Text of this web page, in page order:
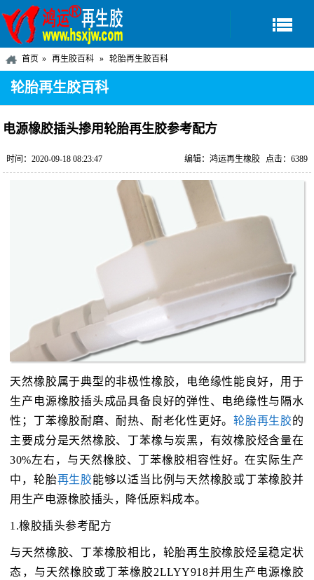
首页 再生胶百科 轮胎再生胶百科
轮胎再生胶百科
电源橡胶插头掺用轮胎再生胶参考配方
时间：2020-09-18 08:23:47 点击：6389
编辑：鸿运再生橡胶
天然橡胶属于典型的非极性橡胶，电绝缘性能良好，用于
生产电源橡胶插头成品具备良好的弹性、电绝缘性与隔水
性；丁苯橡胶耐磨、耐热、耐老化性更好。轮胎再生胶的
主要成分是天然橡胶、丁苯橡与炭黑，有效橡胶烃含量在
30%左右，与天然橡胶、丁苯橡胶相容性好。在实际生产
中，轮胎再生胶能够以适当比例与天然橡胶或丁苯橡胶并
用生产电源橡胶插头，降低原料成本。
1.橡胶插头参考配方
与天然橡胶、丁苯橡胶相比，轮胎再生胶橡胶烃呈稳定状
态，与天然橡胶或丁苯橡胶2LLYY918并用生产电源橡胶